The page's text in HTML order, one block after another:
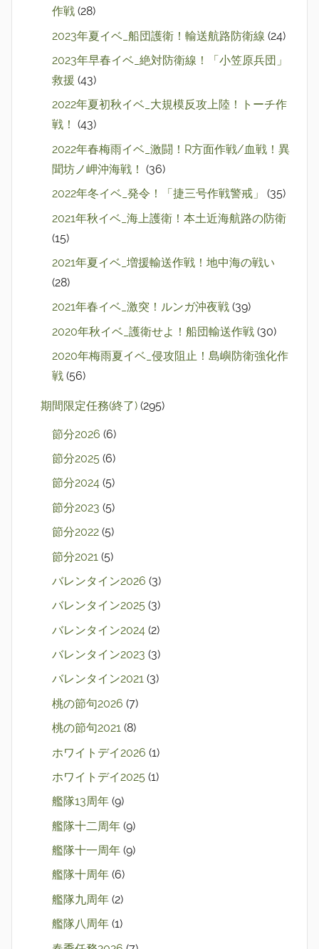
作戦 (28)
2023年夏イベ_船団護衛！輸送航路防衛線 (24)
2023年早春イベ_絶対防衛線！「小笠原兵団」
救援 (43)
2022年夏初秋イベ_大規模反攻上陸！トーチ作
戦！ (43)
2022年春梅雨イベ_激闘！R方面作戦/血戦！異
聞坊ノ岬沖海戦！ (36)
2022年冬イベ_発令！「捷三号作戦警戒」
(35)
2021年秋イベ_海上護衛！本土近海航路の防衛
(15)
2021年夏イベ_増援輸送作戦！地中海の戦い
(28)
2021年春イベ_激突！ルンガ沖夜戦 (39)
2020年秋イベ_護衛せよ！船団輸送作戦 (30)
2020年梅雨夏イベ_侵攻阻止！島嶼防衛強化作
戦 (56)
期間限定任務(終了) (295)
節分2026 (6)
節分2025 (6)
節分2024 (5)
節分2023 (5)
節分2022 (5)
節分2021 (5)
バレンタイン2026 (3)
バレンタイン2025 (3)
バレンタイン2024 (2)
バレンタイン2023 (3)
バレンタイン2021 (3)
桃の節句2026 (7)
桃の節句2021 (8)
ホワイトデイ2026 (1)
ホワイトデイ2025 (1)
艦隊13周年 (9)
艦隊十二周年 (9)
艦隊十一周年 (9)
艦隊十周年 (6)
艦隊九周年 (2)
艦隊八周年 (1)